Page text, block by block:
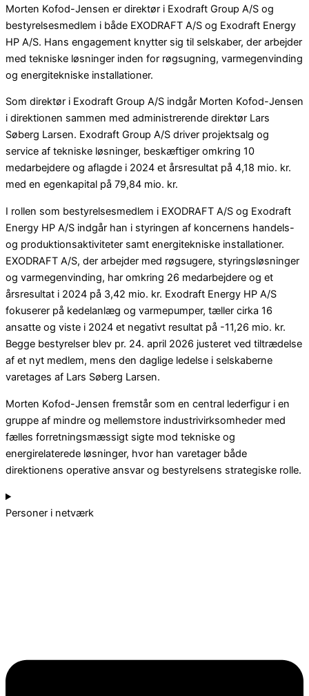
Morten Kofod-Jensen er direktør i Exodraft Group A/S og
bestyrelsesmedlem i både EXODRAFT A/S og Exodraft Energy
HP A/S. Hans engagement knytter sig til selskaber, der arbejder
med tekniske løsninger inden for røgsugning, varmegenvinding
og energitekniske installationer.
Som direktør i Exodraft Group A/S indgår Morten Kofod-Jensen
i direktionen sammen med administrerende direktør Lars
Søberg Larsen. Exodraft Group A/S driver projektsalg og
service af tekniske løsninger, beskæftiger omkring 10
medarbejdere og aflagde i 2024 et årsresultat på 4,18 mio. kr.
med en egenkapital på 79,84 mio. kr.
I rollen som bestyrelsesmedlem i EXODRAFT A/S og Exodraft
Energy HP A/S indgår han i styringen af koncernens handels-
og produktionsaktiviteter samt energitekniske installationer.
EXODRAFT A/S, der arbejder med røgsugere, styringsløsninger
og varmegenvinding, har omkring 26 medarbejdere og et
årsresultat i 2024 på 3,42 mio. kr. Exodraft Energy HP A/S
fokuserer på kedelanlæg og varmepumper, tæller cirka 16
ansatte og viste i 2024 et negativt resultat på -11,26 mio. kr.
Begge bestyrelser blev pr. 24. april 2026 justeret ved tiltrædelse
af et nyt medlem, mens den daglige ledelse i selskaberne
varetages af Lars Søberg Larsen.
Morten Kofod-Jensen fremstår som en central lederfigur i en
gruppe af mindre og mellemstore industrivirksomheder med
fælles forretningsmæssigt sigte mod tekniske og
energirelaterede løsninger, hvor han varetager både
direktionens operative ansvar og bestyrelsens strategiske rolle.
Personer i netværk